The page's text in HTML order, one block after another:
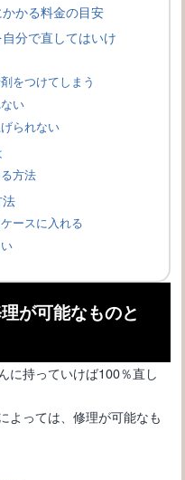
かる料金の目安
分で直してはいけ
をつけてしまう
い
られない
方法
ースに入れる
が可能なものと
に持っていけば100％直し
よっては、修理が可能なも